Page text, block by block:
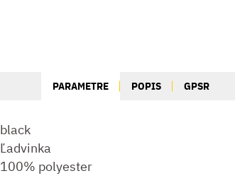
PARAMETRE POPIS GPSR
black
Ľadvinka
100% polyester